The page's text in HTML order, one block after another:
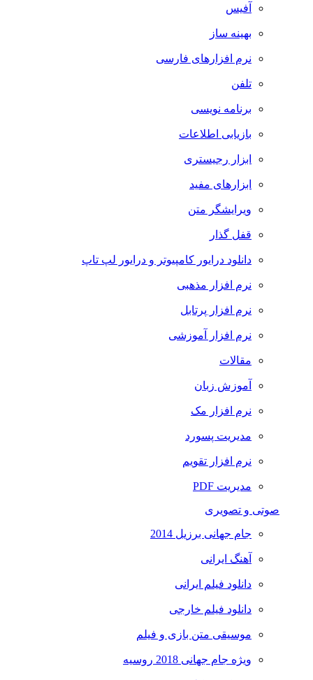
آفیس
بهینه ساز
نرم افزارهای فارسی
تلفن
برنامه نویسی
بازیابی اطلاعات
ابزار رجیستری
ابزارهای مفید
ویرایشگر متن
قفل گذار
دانلود درایور کامپیوتر و درایور لپ تاپ
نرم افزار مذهبی
نرم افزار پرتابل
نرم افزار آموزشی
مقالات
آموزش زبان
نرم افزار مک
مدیریت پسورد
نرم افزار تقویم
مدیریت PDF
صوتی و تصویری
جام جهانی برزیل 2014
آهنگ ایرانی
دانلود فیلم ایرانی
دانلود فیلم خارجی
موسیقی متن بازی و فیلم
ویژه جام جهانی 2018 روسیه